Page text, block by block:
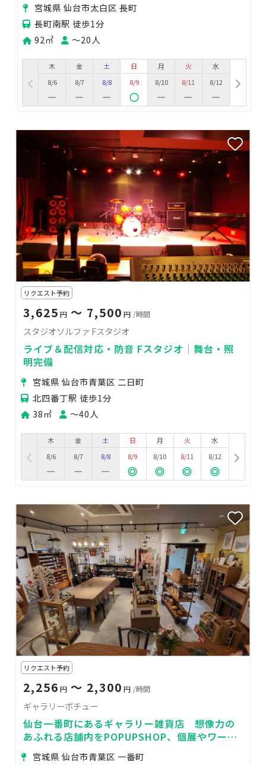
宮城県 仙台市太白区 長町
長町南駅 徒歩1分
92㎡
〜20人
木
8/6
金
8/7
土
8/8
日
8/9
月
8/10
火
8/11
水
8/12
リクエスト予約
3,625 円 〜 7,500 円 /時間
スタジオソルファ Fスタジオ
ライブ＆配信対応・防音 Fスタジオ｜舞台・照
明完備
宮城県 仙台市青葉区 二日町
北四番丁駅 徒歩1分
38㎡
〜40人
木
8/6
金
8/7
土
8/8
日
8/9
月
8/10
火
8/11
水
8/12
リクエスト予約
2,256 円 〜 2,300 円 /時間
ギャラリーボチュー
仙台一番町にあるギャラリー雑貨店 想像力の
あふれる店舗内をPOPUPSHOP、個展やワーク
ショップに
宮城県 仙台市青葉区 一番町